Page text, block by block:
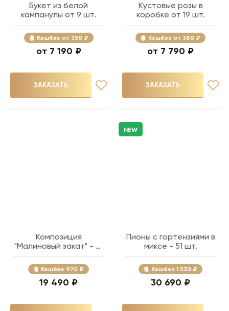
Букет из белой
кампанулы от 9 шт.
Кэшбэк 350 ₽
7 190 ₽
ЗАКАЗАТЬ
Кустовые розы в
коробке от 19 шт.
Кэшбэк 380 ₽
7 790 ₽
ЗАКАЗАТЬ
Композиция
"Малиновый закат" - 51
шт.
Кэшбэк 970 ₽
19 490 ₽
NEW
Пионы с гортензиями в
миксе - 51 шт.
Кэшбэк 1 530 ₽
30 690 ₽